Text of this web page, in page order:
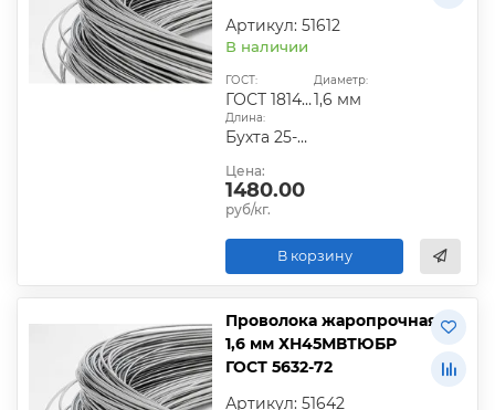
Артикул: 51612
В наличии
ГОСТ:
ГОСТ 18143-72
Диаметр:
1,6 мм
Длина:
Бухта 25-50 кг
Цена:
1480.00
руб/кг.
В корзину
Проволока жаропрочная
1,6 мм ХН45МВТЮБР
ГОСТ 5632-72
Артикул: 51642